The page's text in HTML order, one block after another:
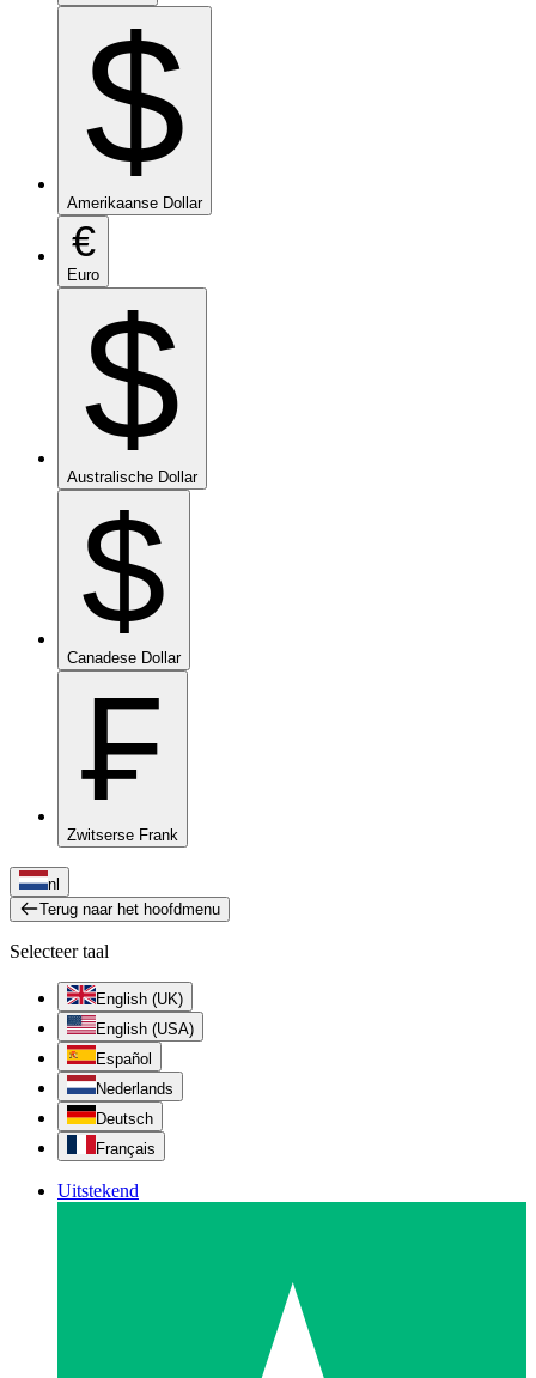
$
Amerikaanse Dollar
€
Euro
$
Australische Dollar
$
Canadese Dollar
₣
Zwitserse Frank
nl
Terug naar het hoofdmenu
Selecteer taal
English (UK)
English (USA)
Español
Nederlands
Deutsch
Français
Uitstekend